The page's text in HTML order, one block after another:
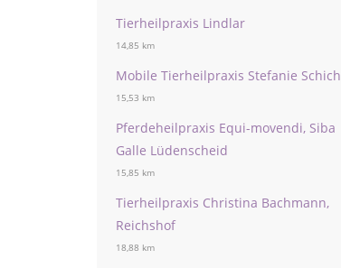
Tierheilpraxis Lindlar
14,85 km
Mobile Tierheilpraxis Stefanie Schich
15,53 km
Pferdeheilpraxis Equi-movendi, Siba
Galle Lüdenscheid
15,85 km
Tierheilpraxis Christina Bachmann,
Reichshof
18,88 km